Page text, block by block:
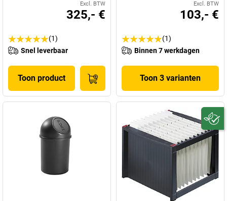
Excl. BTW
325,- €
(1)
Snel leverbaar
Toon product
Excl. BTW
103,- €
(1)
Binnen 7 werkdagen
Toon 3 varianten